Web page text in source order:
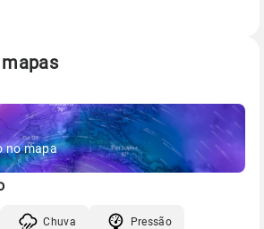
no mapa
Chuva Pressão